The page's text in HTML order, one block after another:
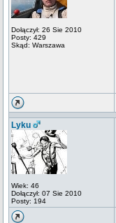
Dołączył: 26 Sie 2010
Posty: 429
Skąd: Warszawa
Lyku
Wiek: 46
Dołączył: 07 Sie 2010
Posty: 194